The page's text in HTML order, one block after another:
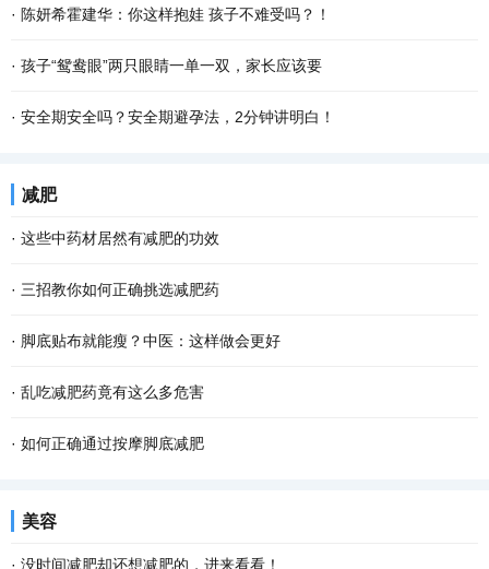
· 陈妍希霍建华：你这样抱娃 孩子不难受吗？！
· 孩子“鸳鸯眼”两只眼睛一单一双，家长应该要
· 安全期安全吗？安全期避孕法，2分钟讲明白！
减肥
· 这些中药材居然有减肥的功效
· 三招教你如何正确挑选减肥药
· 脚底贴布就能瘦？中医：这样做会更好
· 乱吃减肥药竟有这么多危害
· 如何正确通过按摩脚底减肥
美容
· 没时间减肥却还想减肥的，进来看看！